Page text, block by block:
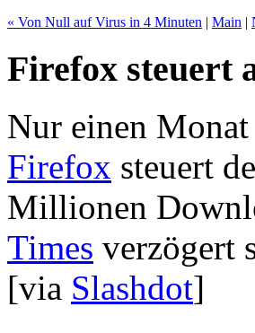
« Von Null auf Virus in 4 Minuten | Main |
Firefox steuert
Nur einen Monat
Firefox steuert
Millionen
Times verzögert
[via Slashdot]